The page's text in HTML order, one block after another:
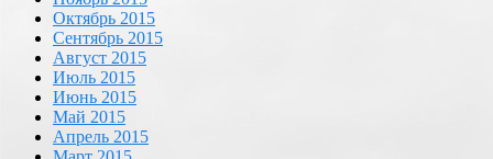
Октябрь 2015
Сентябрь 2015
Август 2015
Июль 2015
Июнь 2015
Май 2015
Апрель 2015